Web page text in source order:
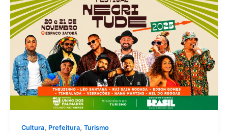
Cultura, Prefeitura, Turismo